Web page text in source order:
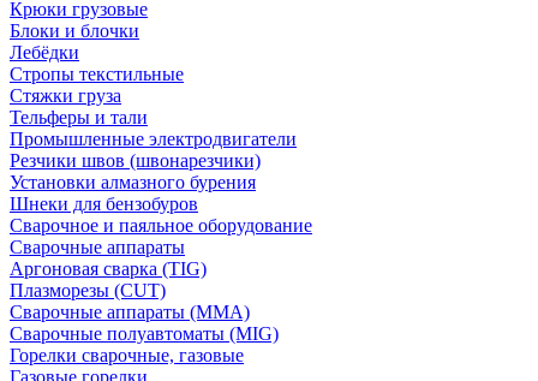
Крюки грузовые
Блоки и блочки
Лебёдки
Стропы текстильные
Стяжки груза
Тельферы и тали
Промышленные электродвигатели
Резчики швов (швонарезчики)
Установки алмазного бурения
Шнеки для бензобуров
Сварочное и паяльное оборудование
Сварочные аппараты
Аргоновая сварка (TIG)
Плазморезы (CUT)
Сварочные аппараты (MMA)
Сварочные полуавтоматы (MIG)
Горелки сварочные, газовые
Газовые горелки